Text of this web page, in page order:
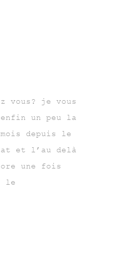
je vous
un peu la
depuis le
et l’au delà
une fois
le